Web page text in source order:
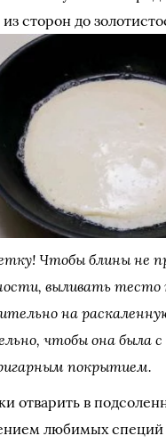
сторон до
Чтобы блины не
выливать
на
чтобы она была с
покрытием.
отварить в
любимых специй